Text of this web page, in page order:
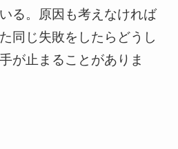
る。原因も考えなければ
同じ失敗をしたらどうし
が止まることがありま